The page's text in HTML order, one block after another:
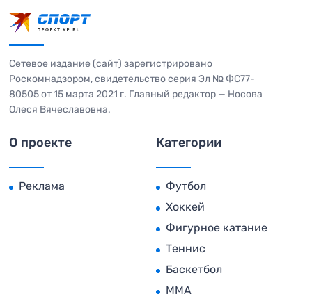
Сетевое издание (сайт) зарегистрировано
Роскомнадзором, свидетельство серия Эл № ФС77-
80505 от 15 марта 2021 г. Главный редактор — Носова
Олеся Вячеславовна.
О проекте
Реклама
Категории
Футбол
Хоккей
Фигурное катание
Теннис
Баскетбол
MMA